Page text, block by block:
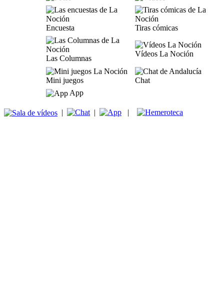
Encuesta Tiras cómicas
Las Columnas
Vídeos La Noción
Mini juegos
Chat
App
| | |